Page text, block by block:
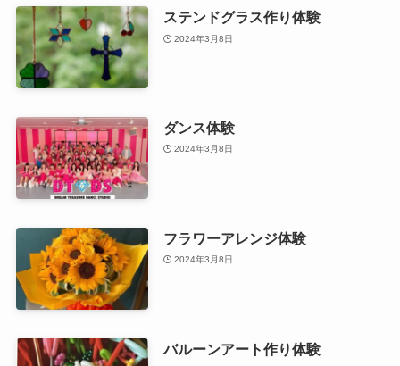
ステンドグラス作り体験
2024年3月8日
ダンス体験
2024年3月8日
フラワーアレンジ体験
2024年3月8日
バルーンアート作り体験